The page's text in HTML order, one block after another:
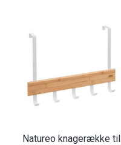
Natureo knagerække til